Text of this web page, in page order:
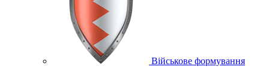
Військове формування